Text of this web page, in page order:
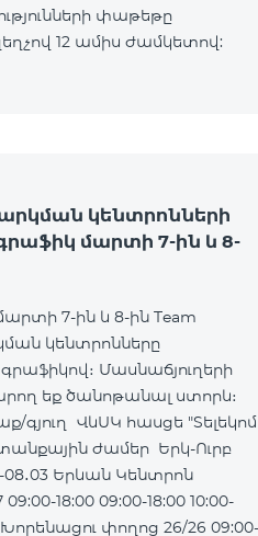
փաթեթը
զեղչով 12 ամիս ժամկետով:
կենտրոնների
մարտի 7-ին և 8-
7-ին և 8-ին Team
կենտրոնները
Մասնաճյուղերի
եք ծանոթանալ ստորև։
ՎևՍԿ հասցե "Տելեկոմ
18:00 09:00-18:00 10:00-